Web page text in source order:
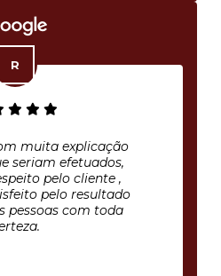
muita explicação
seriam efetuados,
pelo cliente ,
pelo resultado
pessoas com toda